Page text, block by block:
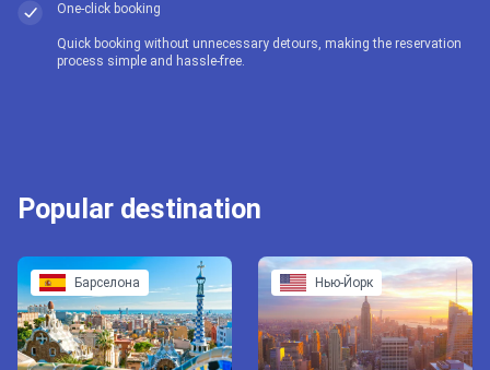
One-click booking
Quick booking without unnecessary detours, making the reservation
process simple and hassle-free.
Popular destination
Барселона Нью-Йорк